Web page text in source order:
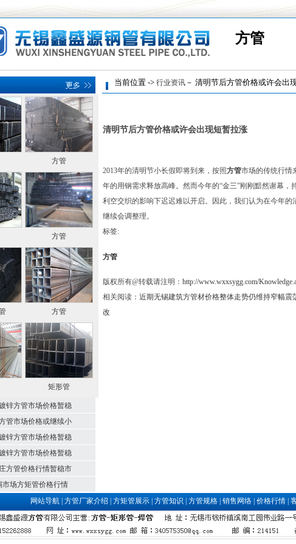
方管
方管
方管
方管
矩形管
锌方管市场价格暂稳
管市场价格或继续小
锌方管市场价格暂稳
锌方管市场价格暂稳
方管价格行情暂稳市
市场方矩管价格行情
当前位置 -> 行业资讯－ 清明节后方管价格或许会出
清明节后方管价格或许会出现短暂拉涨
2013年的清明节小长假即将到来，按照方管市场的传统行情
年的用钢需求释放高峰。然而今年的“金三”刚刚黯然谢幕
利空交织的影响下迟迟难以开启。因此，我们认为在今年的
继续会调整理。
标签:
方管
版权所有@转载请注明： http://www.wxxsygg.com/
相关阅读： 近期无锡建筑方管材价格整体走势仍维持窄幅震
改
网站导航 方管厂家介绍 方矩管展示 方管知识 方管规格 销售网络 价格行情